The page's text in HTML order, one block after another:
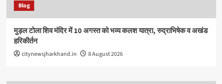
Blog
मुड़ल टोला शिव मंदिर में 10 अगस्त को भव्य कलश यात्रा, रुद्राभिषेक व अखंड
हरिकीर्तन
citynewsjharkhand.in 8 August 2026